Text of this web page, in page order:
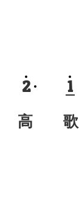
2 1
高 歌